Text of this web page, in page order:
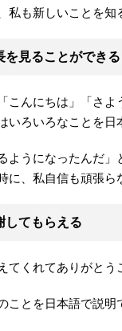
私も新しいことを知
を見ることができる
こんにちは」「さ
いろいろなことを日
ようになったんだ
に、私自信も頑張ら
してもらえる
てくれてありがとう
ことを日本語で説明